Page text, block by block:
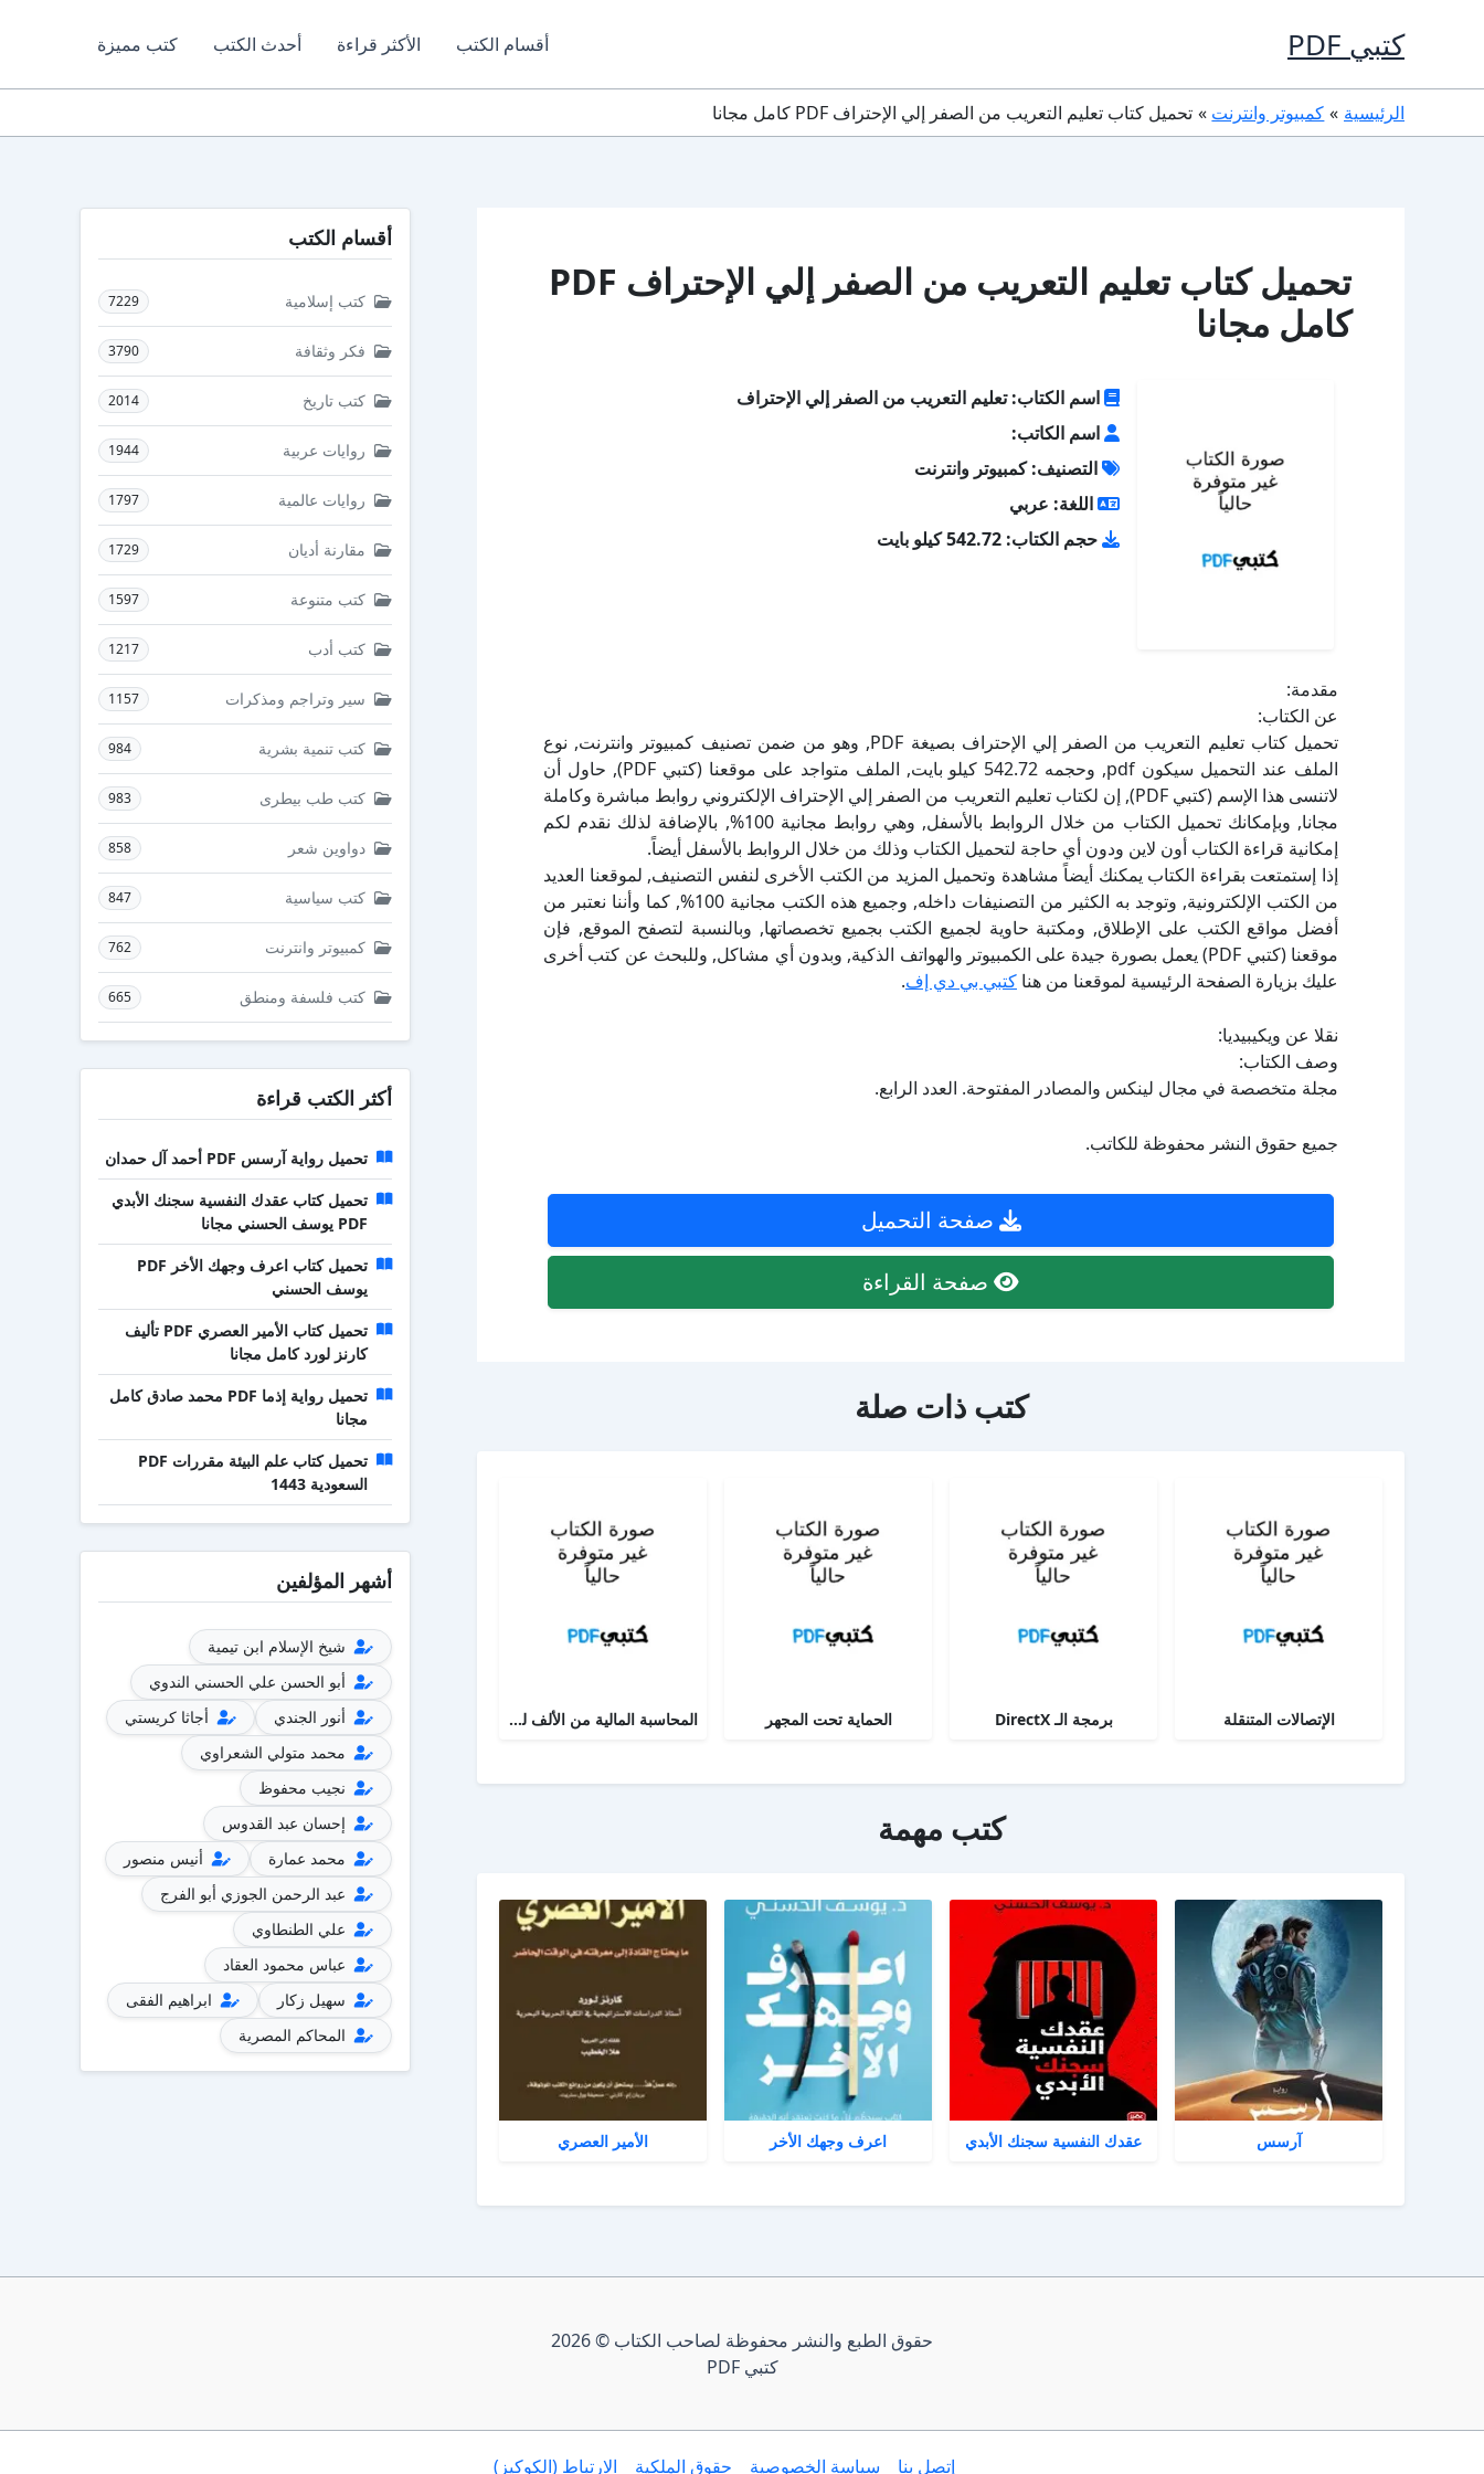
كتبي PDF أقسام الكتب الأكثر قراءة أحدث الكتب كتب مميزة
الرئيسية كمبيوتر وانترنت تحميل كتاب تعليم التعريب من الصفر إلي الإحتراف PDF كامل مجانا
تحميل كتاب تعليم التعريب من الصفر إلي الإحتراف PDF
كامل مجانا
اسم الكتاب: تعليم التعريب من الصفر إلي الإحتراف
اسم الكاتب:
التصنيف: كمبيوتر وانترنت
اللغة: عربي
حجم الكتاب: 542.72 كيلو بايت
مقدمة:
عن الكتاب:
تحميل كتاب تعليم التعريب من الصفر إلي الإحتراف بصيغة PDF, وهو من ضمن تصنيف كمبيوتر وانترنت, نوع
الملف عند التحميل سيكون pdf, وحجمه 542.72 كيلو بايت, الملف متواجد على موقعنا (كتبي PDF), حاول أن
لاتنسى هذا الإسم (كتبي PDF), إن لكتاب تعليم التعريب من الصفر إلي الإحتراف الإلكتروني روابط مباشرة وكاملة
مجانا, وبإمكانك تحميل الكتاب من خلال الروابط بالأسفل, وهي روابط مجانية 100%, بالإضافة لذلك نقدم لكم
إمكانية قراءة الكتاب أون لاين ودون أي حاجة لتحميل الكتاب وذلك من خلال الروابط بالأسفل أيضاً.
إذا إستمتعت بقراءة الكتاب يمكنك أيضاً مشاهدة وتحميل المزيد من الكتب الأخرى لنفس التصنيف, لموقعنا العديد
من الكتب الإلكترونية, وتوجد به الكثير من التصنيفات داخله, وجميع هذه الكتب مجانية 100%, كما وأننا نعتبر من
أفضل مواقع الكتب على الإطلاق, ومكتبة حاوية لجميع الكتب بجميع تخصصاتها, وبالنسبة لتصفح الموقع, فإن
موقعنا (كتبي PDF) يعمل بصورة جيدة على الكمبيوتر والهواتف الذكية, وبدون أي مشاكل, وللبحث عن كتب أخرى
عليك بزيارة الصفحة الرئيسية لموقعنا من هنا كتبي بي دي إف.
نقلا عن ويكيبيديا:
وصف الكتاب:
مجلة متخصصة في مجال لينكس والمصادر المفتوحة. العدد الرابع.
جميع حقوق النشر محفوظة للكاتب.
صفحة التحميل
صفحة القراءة
كتب ذات صلة
الإتصالات المتنقلة برمجة الـ DirectX الحماية تحت المجهر المحاسبة المالية من الألف للياء - الجزء الثاني
كتب مهمة
آرسس عقدك النفسية سجنك الأبدي اعرف وجهك الأخر الأمير العصري
أقسام الكتب
كتب إسلامية 7229
فكر وثقافة 3790
كتب تاريخ 2014
روايات عربية 1944
روايات عالمية 1797
مقارنة أديان 1729
كتب متنوعة 1597
كتب أدب 1217
سير وتراجم ومذكرات 1157
كتب تنمية بشرية 984
كتب طب بيطرى 983
دواوين شعر 858
كتب سياسية 847
كمبيوتر وانترنت 762
كتب فلسفة ومنطق 665
أكثر الكتب قراءة
تحميل رواية آرسس PDF أحمد آل حمدان
تحميل كتاب عقدك النفسية سجنك الأبدي
PDF يوسف الحسني مجانا
تحميل كتاب اعرف وجهك الأخر PDF
يوسف الحسني
تحميل كتاب الأمير العصري PDF تأليف
كارنز لورد كامل مجانا
تحميل رواية إذما PDF محمد صادق كامل
مجانا
تحميل كتاب علم البيئة مقررات PDF
السعودية 1443
أشهر المؤلفين
شيخ الإسلام ابن تيمية
أبو الحسن علي الحسني الندوي
أنور الجندي
أجاثا كريستي
محمد متولي الشعراوي
نجيب محفوظ
إحسان عبد القدوس
محمد عمارة
أنيس منصور
عبد الرحمن الجوزي أبو الفرج
علي الطنطاوي
عباس محمود العقاد
سهيل زكار
ابراهيم الفقى
المحاكم المصرية
حقوق الطبع والنشر محفوظة لصاحب الكتاب © 2026
كتبي PDF
إتصل بنا سياسة الخصوصية حقوق الملكية الارتباط (الكوكيز)